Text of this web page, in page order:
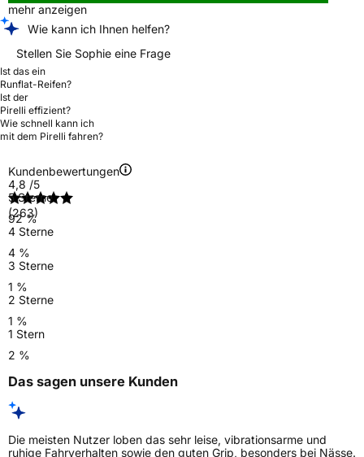
mehr anzeigen
Wie kann ich Ihnen helfen?
Stellen Sie Sophie eine Frage
Ist das ein
Runflat-Reifen?
Ist der
Pirelli effizient?
Wie schnell kann ich
mit dem Pirelli fahren?
Kundenbewertungen
4,8 /5
(263)
5 Sterne
92 %
4 Sterne
4 %
3 Sterne
1 %
2 Sterne
1 %
1 Stern
2 %
Das sagen unsere Kunden
Die meisten Nutzer loben das sehr leise, vibrationsarme und
ruhige Fahrverhalten sowie den guten Grip, besonders bei Nässe.